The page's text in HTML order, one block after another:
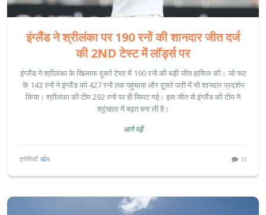
इंग्लैंड ने श्रीलंका पर 190 रनों की शानदार जीत दर्ज
की 2ND टेस्ट में लॉर्ड्स पर
इंग्लैंड ने श्रीलंका के खिलाफ दूसरे टेस्ट में 190 रनों की बड़ी जीत हासिल की। जो रूट
के 143 रनों ने इंग्लैंड को 427 रनों तक पहुंचाया और दूसरे पारी में भी शानदार प्रदर्शन
किया। श्रीलंका की टीम 292 रनों पर ही सिमट गई। इस जीत से इंग्लैंड की टीम ने
श्रृंखला में बढ़त बना ली है।
आगे पढ़ें
श्रेणियाँ: खेल 10